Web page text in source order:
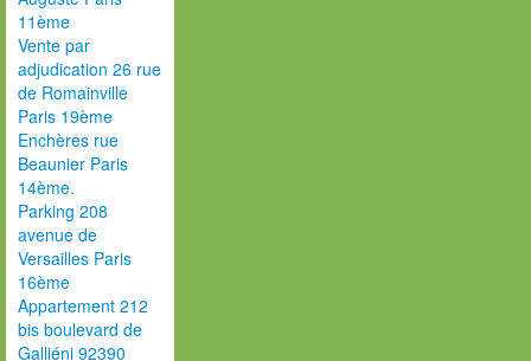
11ème
Vente par
adjudication 26 rue
de Romainville
Paris 19ème
Enchères rue
Beaunier Paris
14ème.
Parking 208
avenue de
Versailles Paris
16ème
Appartement 212
bis boulevard de
Galliéni 92390